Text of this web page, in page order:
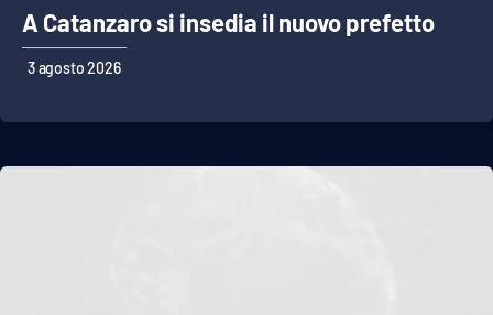
A Catanzaro si insedia il nuovo prefetto
3 agosto 2026